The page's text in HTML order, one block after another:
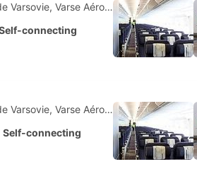
WAW Aéroport Chopin de Varsovie, Varse Aéroport
connecting
WAW Aéroport Chopin de Varsovie, Varse Aéroport
Self-connecting